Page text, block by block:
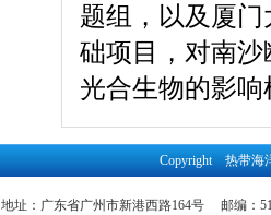
题组，以及厦
础项目，对南
光合生物的影
Copyright 热带海
地址：广东省广州市新港西路164号 邮编：